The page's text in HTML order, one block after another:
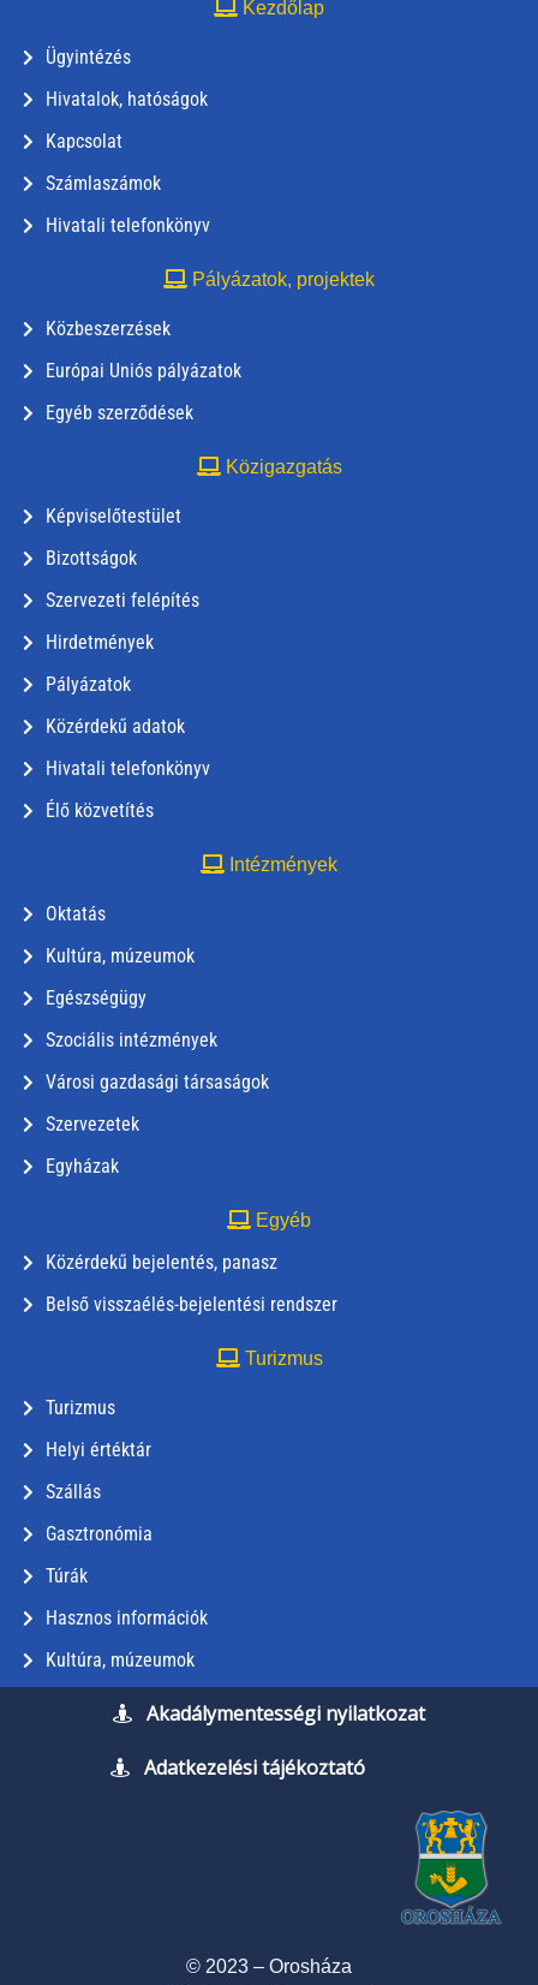
Kezdőlap
Ügyintézés
Hivatalok, hatóságok
Kapcsolat
Számlaszámok
Hivatali telefonkönyv
Pályázatok, projektek
Közbeszerzések
Európai Uniós pályázatok
Egyéb szerződések
Közigazgatás
Képviselőtestület
Bizottságok
Szervezeti felépítés
Hirdetmények
Pályázatok
Közérdekű adatok
Hivatali telefonkönyv
Élő közvetítés
Intézmények
Oktatás
Kultúra, múzeumok
Egészségügy
Szociális intézmények
Városi gazdasági társaságok
Szervezetek
Egyházak
Egyéb
Közérdekű bejelentés, panasz
Belső visszaélés-bejelentési rendszer
Turizmus
Turizmus
Helyi értéktár
Szállás
Gasztronómia
Túrák
Hasznos információk
Kultúra, múzeumok
Akadálymentességi nyilatkozat
Adatkezelési tájékoztató
© 2023 – Orosháza